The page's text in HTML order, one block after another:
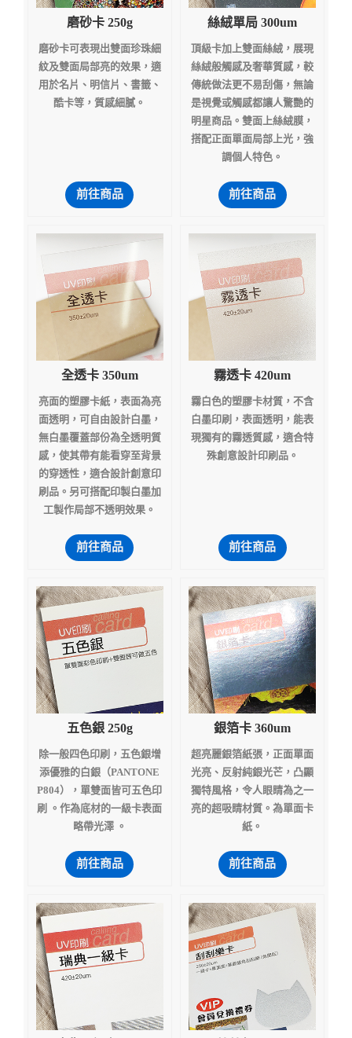
磨砂卡 250g
磨砂卡可表現出雙面珍珠細
紋及雙面局部亮的效果，適
用於名片、明信片、書籤、
酷卡等，質感細膩。
前往商品
絲絨單局 300um
頂級卡加上雙面絲絨，展現
絲絨般觸感及奢華質感，較
傳統做法更不易刮傷，無論
是視覺或觸感都讓人驚艷的
明星商品。雙面上絲絨膜，
搭配正面單面局部上光，強
調個人特色。
前往商品
全透卡 350um
亮面的塑膠卡紙，表面為亮
面透明，可自由設計白墨，
無白墨覆蓋部份為全透明質
感，使其帶有能看穿至背景
的穿透性，適合設計創意印
刷品。另可搭配印製白墨加
工製作局部不透明效果。
前往商品
霧透卡 420um
霧白色的塑膠卡材質，不含
白墨印刷，表面透明，能表
現獨有的霧透質感，適合特
殊創意設計印刷品。
前往商品
五色銀 250g
除一般四色印刷，五色銀增
添優雅的白銀（PANTONE
P804），單雙面皆可五色印
刷 。作為底材的一級卡表面
略帶光澤 。
前往商品
銀箔卡 360um
超亮麗銀箔紙張，正面單面
光亮、反射純銀光芒，凸顯
獨特風格，令人眼睛為之一
亮的超吸睛材質。為單面卡
紙。
前往商品